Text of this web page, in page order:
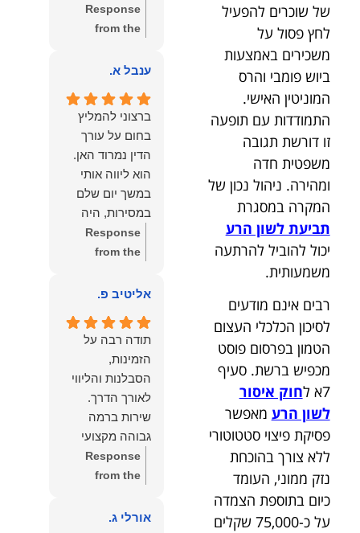
של שוכרים להפעיל
לחץ פסול על
משכירים באמצעות
ביוש פומבי והרס
המוניטין האישי.
התמודדות עם תופעה
זו דורשת תגובה
משפטית חדה
ומהירה. ניהול נכון של
המקרה במסגרת
תביעת לשון הרע
יכול להוביל להרתעה
משמעותית.
רבים אינם מודעים
לסיכון הכלכלי העצום
הטמון בפרסום פוסט
מכפיש ברשת. סעיף
7א ל
חוק איסור
לשון הרע מאפשר
פסיקת פיצוי סטטוטורי
ללא צורך בהוכחת
נזק ממוני, העומד
כיום בתוספת הצמדה
על כ-75,000 שקלים
ונעימים אוזן
קשבת, ונונתנים
מלא ואמיתי..שפו
עליכם..אני
שמחה שאתם
איתי ותזכו לטוב
כפי
שאתם....תבורכו
ברכה והצלחה
וחיבוק ממני🙂😘
💓
Response
from the
רבה על המילים
והמרגשות.
שמחנו מאוד
לקרוא את
דברייך. אנו
מעריכים את
האמון שנתת בנו
ונמשיך לעמוד
לצידך וללוות
אותך במסירות.
הלב הרבה
הצלחה, ברכה
ובשורות טובות.
שמעון האן
משרד עורכי דין
ונוטריון
ענבל א.
ברצוני להמליץ
בחום על עורך
הדין נמרוד האן.
הוא ליווה אותי
במשך יום שלם
במסירות, היה
זמין לכל שאלה,
הכווין אותי בכל
תחושת ביטחון
התהליך.
המקצועיות,
הסבלנות,
היסודיות
והאכפתיות שלו
בלטו מהרגע
הראשון. הרגשתי
שיש לי על מי
לסמוך, ואני
הלב לכל מי
Response
from the
הוא שלנו, נעמוד
ולשירותך בכל
עת גם בהמשך.
שמעון האן
משרד עורכי דין
ונוטריון
אליטיב פ.
תודה רבה על
הזמינות,
הסבלנות והליווי
שירות ברמה
גבוהה מקצועי
ואמין.
Response
from the
הוא שלנו.
אורלי ג.